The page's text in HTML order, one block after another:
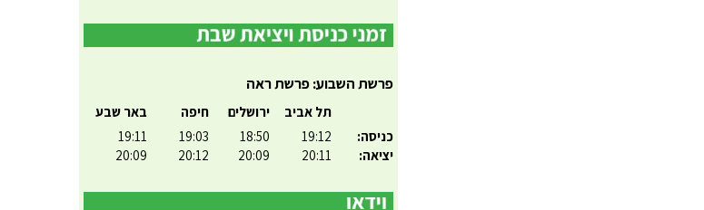
פרשת השבוע: פרשת ראה
כניסה:
יציאה:
תל אביב
19:12
20:11
ירושלים
18:50
20:09
חיפה
19:03
20:12
באר שבע
19:11
20:09